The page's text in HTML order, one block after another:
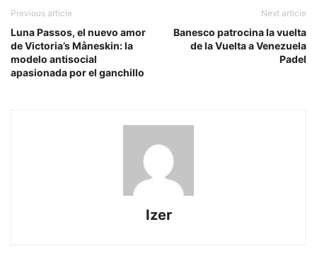
Previous article
Luna Passos, el nuevo amor
de Victoria’s Måneskin: la
modelo antisocial
apasionada por el ganchillo
Next article
Banesco patrocina la vuelta
de la Vuelta a Venezuela
Padel
Izer